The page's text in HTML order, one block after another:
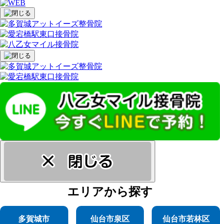
エリアから探す
多賀城市 仙台市泉区 仙台市若林区